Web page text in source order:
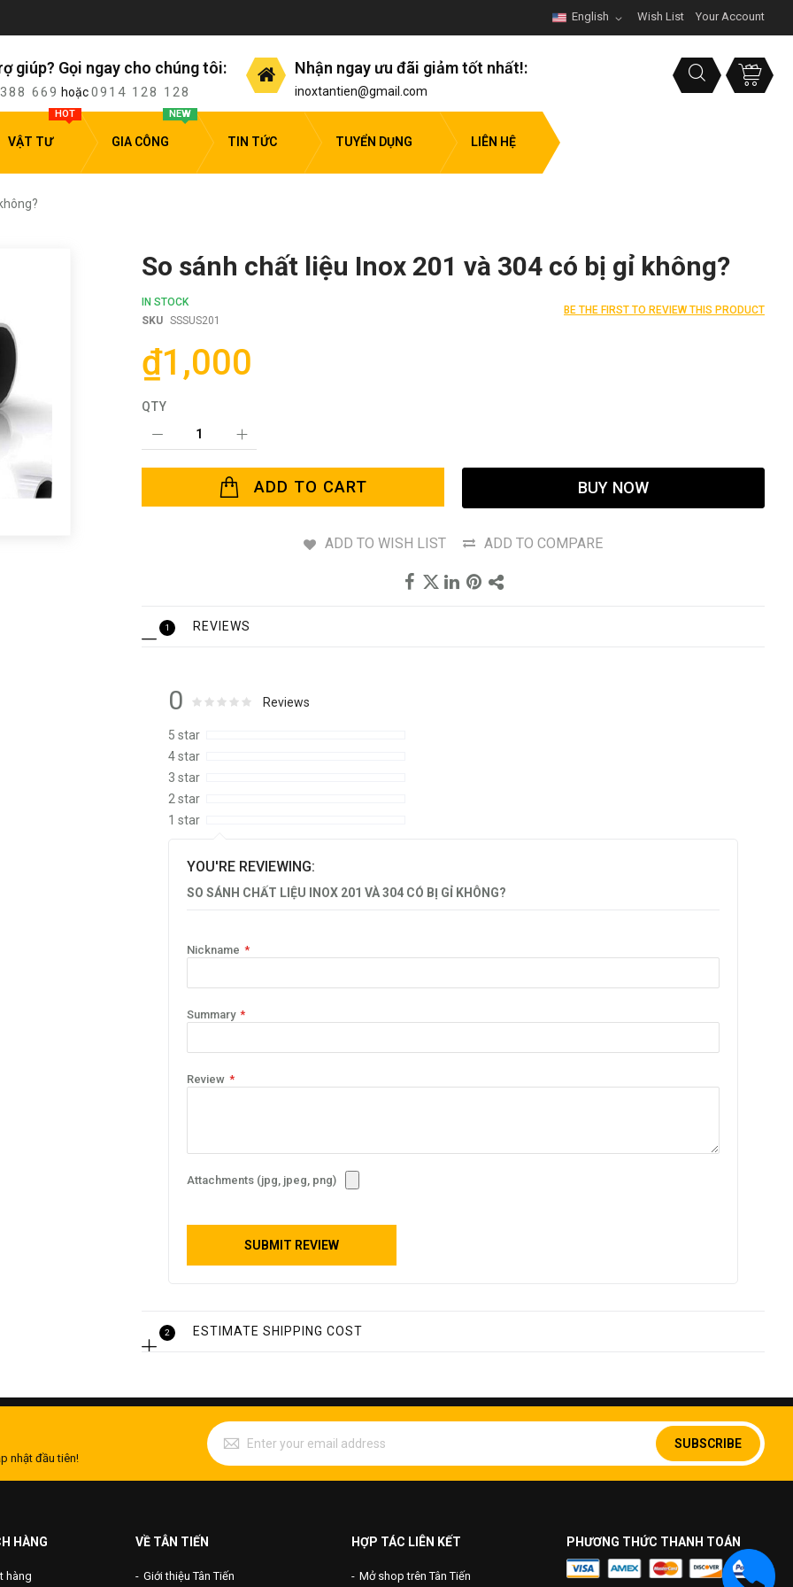
Wish List Your Account
English
giúp? Gọi ngay cho chúng tôi:
669 hoặc0914 128 128
Nhận ngay ưu đãi giảm tốt nhất!:
inoxtantien@gmail.com
VẬT TƯ
HOT
GIA CÔNG
NEW
TIN TỨC TUYỂN DỤNG LIÊN HỆ
So sánh chất liệu Inox 201 và 304 có bị gỉ không?
IN STOCK
SKU SSSUS201
BE THE FIRST TO REVIEW THIS PRODUCT
₫1,000
QTY
ADD TO CART BUY NOW
ADD TO WISH LIST ADD TO COMPARE
1 REVIEWS
0 Rating: % of100
Reviews
5 star
4 star
3 star
2 star
1 star
YOU'RE REVIEWING:
SO SÁNH CHẤT LIỆU INOX 201 VÀ 304 CÓ BỊ GỈ KHÔNG?
Nickname
Summary
Review
Attachments (jpg, jpeg, png)
SUBMIT REVIEW
2 ESTIMATE SHIPPING COST
nhật đầu tiên!
SUBSCRIBE
HÀNG
hàng
VỀ TÂN TIẾN
Giới thiệu Tân Tiến
HỢP TÁC LIÊN KẾT
Mở shop trên Tân Tiến
PHƯƠNG THỨC THANH TOÁN